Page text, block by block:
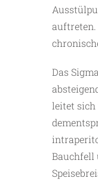
auftreten.
Das
leitet sich
Bauchfell